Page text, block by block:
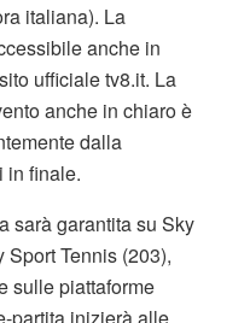
italiana). La
anche in
ufficiale tv8.it. La
anche in chiaro è
dalla
in finale.
sarà garantita su Sky
Tennis (203),
sulle piattaforme
partita inizierà alle